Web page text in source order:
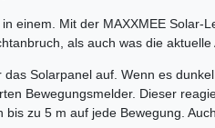
einem. Mit der MAXXMEE Solar-
als auch was die
Solarpanel auf. Wenn es
Bewegungsmelder. Dieser
bis zu 5 m auf jede Bewegung.